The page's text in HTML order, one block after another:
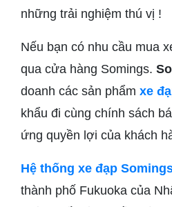
những trải nghiệm thú vị !
Nếu bạn có nhu cầu mua
qua cửa hàng Somings.
doanh các sản phẩm xe
khẩu đi cùng chính sách
ứng quyền lợi của khách
Hệ thống xe đạp
thành phố Fukuoka của